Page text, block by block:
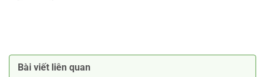
Bài viết liên quan